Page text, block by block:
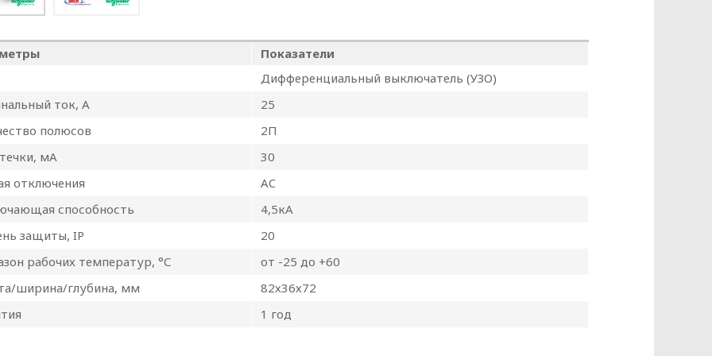
Показатели
Дифференциальный выключатель (УЗО)
ток, А
25
полюсов
2П
мА
30
отключения
AC
способность
4,5кА
защиты, IP
20
рабочих температур, °С
от -25 до +60
ширина/глубина, мм
82х36х72
1 год
персональных данных